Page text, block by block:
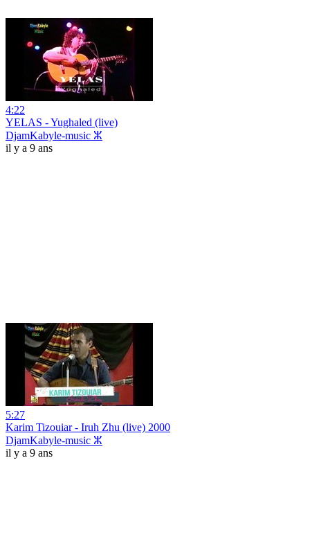
4:22
YELAS - Yughaled (live)
DjamKabyle-music ⵣ
il y a 9 ans
5:27
Karim Tizouiar - Iruh Zhu (live) 2000
DjamKabyle-music ⵣ
il y a 9 ans